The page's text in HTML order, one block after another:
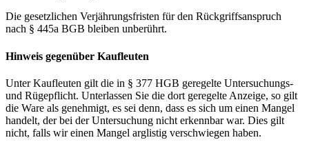
Die gesetzlichen Verjährungsfristen für den Rückgriffsanspruch
nach § 445a BGB bleiben unberührt.
Hinweis gegenüber Kaufleuten
Unter Kaufleuten gilt die in § 377 HGB geregelte Untersuchungs-
und Rügepflicht. Unterlassen Sie die dort geregelte Anzeige, so gilt
die Ware als genehmigt, es sei denn, dass es sich um einen Mangel
handelt, der bei der Untersuchung nicht erkennbar war. Dies gilt
nicht, falls wir einen Mangel arglistig verschwiegen haben.